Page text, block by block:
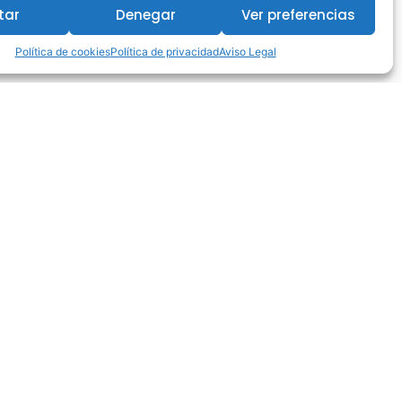
Denegar Ver preferencias
Política de cookiesPolítica de privacidadAviso Legal